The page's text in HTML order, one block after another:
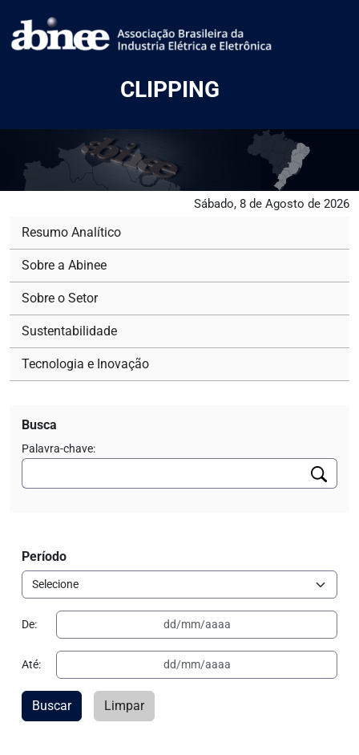
CLIPPING
Sábado, 8 de Agosto de 2026
Resumo Analítico
Sobre a Abinee
Sobre o Setor
Sustentabilidade
Tecnologia e Inovação
Busca
Palavra-chave:
Período
De:
Até:
Buscar Limpar